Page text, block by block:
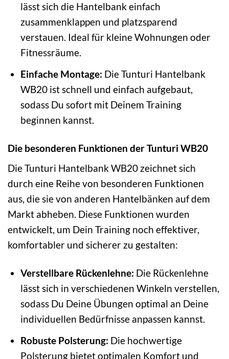
lässt sich die Hantelbank einfach
zusammenklappen und platzsparend
verstauen. Ideal für kleine Wohnungen oder
Fitnessräume.
Einfache Montage: Die Tunturi Hantelbank
WB20 ist schnell und einfach aufgebaut,
sodass Du sofort mit Deinem Training
beginnen kannst.
Die besonderen Funktionen der Tunturi WB20
Die Tunturi Hantelbank WB20 zeichnet sich
durch eine Reihe von besonderen Funktionen
aus, die sie von anderen Hantelbänken auf dem
Markt abheben. Diese Funktionen wurden
entwickelt, um Dein Training noch effektiver,
komfortabler und sicherer zu gestalten:
Verstellbare Rückenlehne: Die Rückenlehne
lässt sich in verschiedenen Winkeln verstellen,
sodass Du Deine Übungen optimal an Deine
individuellen Bedürfnisse anpassen kannst.
Robuste Polsterung: Die hochwertige
Polsterung bietet optimalen Komfort und